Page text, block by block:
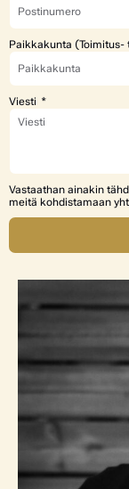
Paikkakunta (Toimitus-
Viesti
Vastaathan ainakin
meitä kohdistamaan